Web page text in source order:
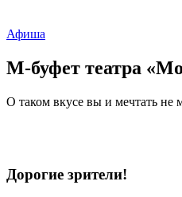
Афиша
М-буфет театра
О таком вкусе вы и мечтать не
Дорогие зрители!